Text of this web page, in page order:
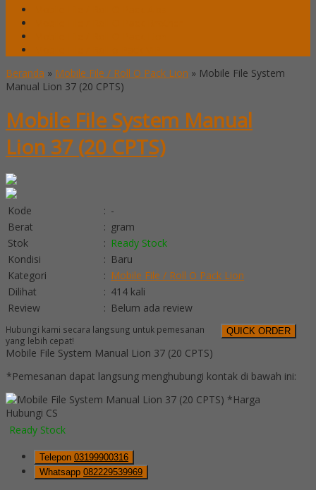
Beranda » Mobile File / Roll O Pack Lion » Mobile File System
Manual Lion 37 (20 CPTS)
Mobile File System Manual
Lion 37 (20 CPTS)
Kode : -
Berat
: gram
Stok
: Ready Stock
Kondisi
: Baru
Kategori
: Mobile File / Roll O Pack Lion
Dilihat
: 414 kali
Review
: Belum ada review
QUICK ORDER
Hubungi kami secara langsung untuk pemesanan
yang lebih cepat!
Mobile File System Manual Lion 37 (20 CPTS)
*Pemesanan dapat langsung menghubungi kontak di bawah ini:
*Harga
Hubungi CS
Ready Stock
Telepon 03199900316
Whatsapp 082229539969